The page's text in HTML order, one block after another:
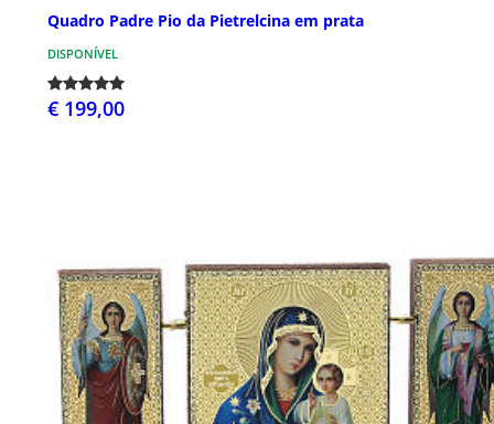
Quadro Padre Pio da Pietrelcina em prata
DISPONÍVEL
€ 199,00